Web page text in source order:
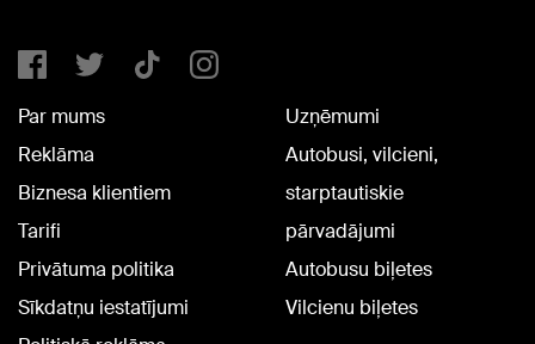
Par mums
Reklāma
Biznesa klientiem
Tarifi
Privātuma politika
Sīkdatņu iestatījumi
Uzņēmumi
Autobusi, vilcieni,
starptautiskie
pārvadājumi
Autobusu biļetes
Vilcienu biļetes